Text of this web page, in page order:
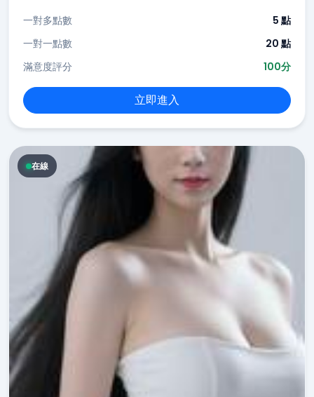
一對多點數
5 點
一對一點數
20 點
滿意度評分
100分
立即進入
在線